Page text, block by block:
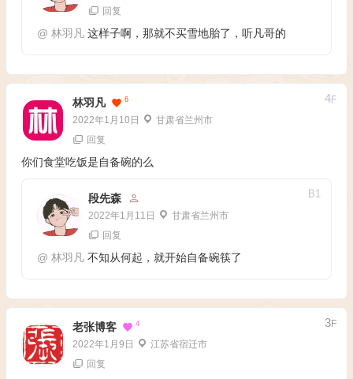
回复
@ 林羽凡这样子啊，那就不买雪地胎了，听凡哥的
林羽凡 6
2022年1月10日 甘肃省兰州市
4F
回复
你们食堂吃饭是自备碗的么
段先森
2022年1月11日 甘肃省兰州市
B1
回复
@ 林羽凡不知从何起，就开始自备碗筷了
老张博客 4
2022年1月9日 江苏省宿迁市
3F
回复